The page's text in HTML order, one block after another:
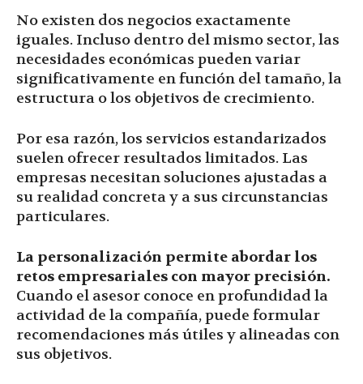
No existen dos negocios exactamente
iguales. Incluso dentro del mismo sector, las
necesidades económicas pueden variar
significativamente en función del tamaño, la
estructura o los objetivos de crecimiento.
Por esa razón, los servicios estandarizados
suelen ofrecer resultados limitados. Las
empresas necesitan soluciones ajustadas a
su realidad concreta y a sus circunstancias
particulares.
La personalización permite abordar los
retos empresariales con mayor precisión.
Cuando el asesor conoce en profundidad la
actividad de la compañía, puede formular
recomendaciones más útiles y alineadas con
sus objetivos.